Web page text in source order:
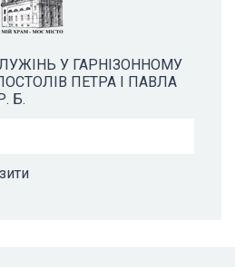
У ГАРНІЗОННОМУ
ПЕТРА І ПАВЛА
Б.